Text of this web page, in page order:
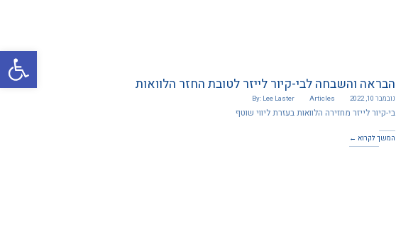
פתח
הבראה והשבחה לבי-קיור לייזר לטובת החזר הלוואות
נובמבר 10, 2022 Articles
By: Lee Laster
בי-קיור לייזר מחזירה הלוואות בעזרת ליווי שוטף
המשך לקרוא ←